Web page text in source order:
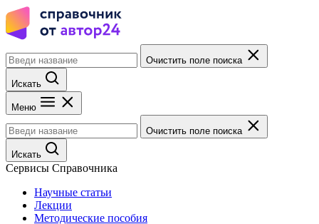
Очистить поле поиска
Искать
Меню
Очистить поле поиска
Искать
Сервисы Справочника
Научные статьи
Лекции
Методические пособия